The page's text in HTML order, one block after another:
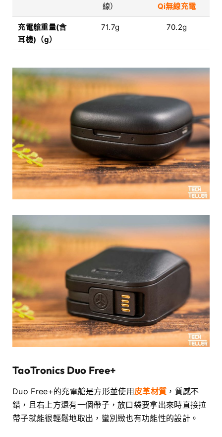
線）
Qi無線充電
充電艙重量(含
耳機)（g）
71.7g 70.2g
TaoTronics Duo Free+
Duo Free+的充電艙是方形並使用皮革材質 ，質感不
錯，且右上方還有一個帶子，放口袋要拿出來時直接拉
帶子就能很輕鬆地取出，蠻別緻也有功能性的設計。